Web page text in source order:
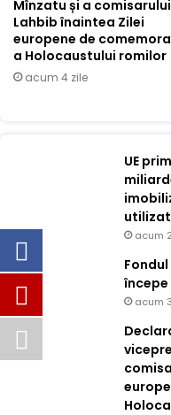
Mînzatu și a comisarului
Lahbib înaintea Zilei
europene de
a Holocaustului romilor
acum 4 zile
UE
acum
acum